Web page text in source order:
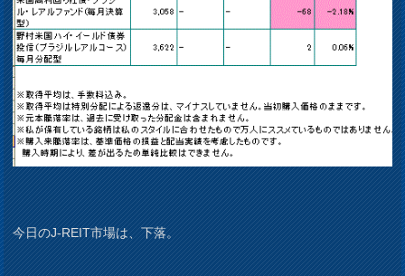
今日のJ-REIT市場は、下落。